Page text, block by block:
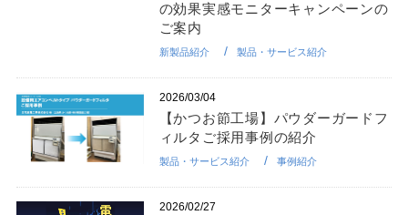
の効果実感モニターキャンペーンの
ご案内
新製品紹介 製品・サービス紹介
2026/03/04
【かつお節工場】パウダーガードフ
ィルタご採用事例の紹介
製品・サービス紹介 事例紹介
2026/02/27